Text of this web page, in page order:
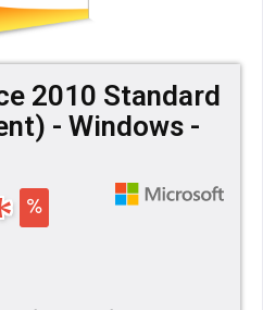
2010 Standard
- Windows -